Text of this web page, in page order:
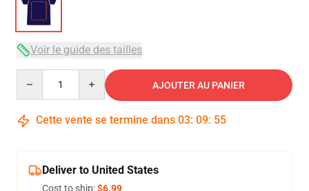
Voir le guide des tailles
AJOUTER AU PANIER
Cette vente se termine dans 03: 09: 54
Deliver to United States
Cost to ship:$6.99